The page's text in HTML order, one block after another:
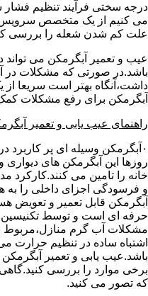
درجه سختی فرآیند تنظیم فشار
می کنیم از یک متخصص سرویس و
علت کم شدن شعله را بررسی
عیب و تعمیر آبگرمکن می
باشد.در صورتی که مشکلات در
داشت،آنگاه بهتر است سریعا
آبگرمکن برای رفع مشکلات کمک
راهنمای عیب یابی و تعمیر
۰آبگرمکن وسیله ای پر
روزها این آبگرمکن های
خانه را تامین می کنند.کارکرد
و فرسودگی اجزای داخلی را به
آبگرمکن قابل تعمیر و تعویض
حرفه ای است و توسط تکنیسین
مشکلات آب گرم منازل،مربوط
اشتباه ساده در تنظیم حرارت
باشد.عیب یابی و تعمیر
برخی موارد را بررسی
که تصور می کنید.